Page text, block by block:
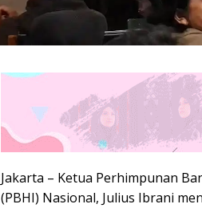
Jakarta – Ketua Perhimpunan
(PBHI) Nasional, Julius Ibrani